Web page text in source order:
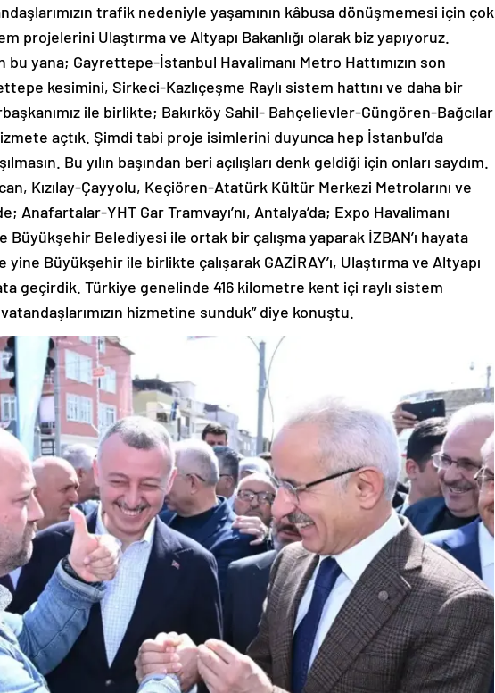
trafik nedeniyle yaşamının kâbusa dönüşmemesi için çok
projelerini Ulaştırma ve Altyapı Bakanlığı olarak biz yapıyoruz.
bu yana; Gayrettepe-İstanbul Havalimanı Metro Hattımızın son
kesimini, Sirkeci-Kazlıçeşme Raylı sistem hattını ve daha bir
ile birlikte; Bakırköy Sahil- Bahçelievler-Güngören-Bağcılar
açtık. Şimdi tabi proje isimlerini duyunca hep İstanbul’da
Bu yılın başından beri açılışları denk geldiği için onları saydım.
Kızılay-Çayyolu, Keçiören-Atatürk Kültür Merkezi Metrolarını ve
Anafartalar-YHT Gar Tramvayı’nı, Antalya’da; Expo Havalimanı
Büyükşehir Belediyesi ile ortak bir çalışma yaparak İZBAN’ı hayata
Büyükşehir ile birlikte çalışarak GAZİRAY’ı, Ulaştırma ve Altyapı
geçirdik. Türkiye genelinde 416 kilometre kent içi raylı sistem
hizmetine sunduk” diye konuştu.